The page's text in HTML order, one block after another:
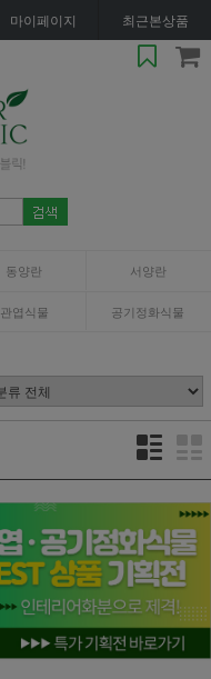
마이페이지 최근본상품
동양란 서양란
관엽식물 공기정화식물